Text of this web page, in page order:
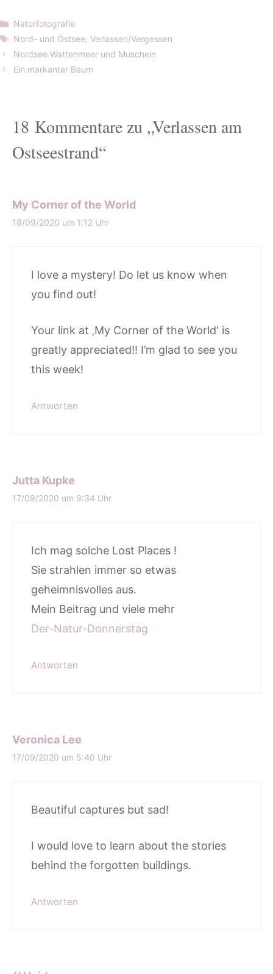
Kategorien
Naturfotografie
Schlagwörter
Nord- und Ostsee,Verlassen/Vergessen
Nordsee Wattenmeer und Muscheln
Ein markanter Baum
18 Kommentare zu „Verlassen am
Ostseestrand“
My Corner of the World
18/09/2020 um 1:12 Uhr
I love a mystery! Do let us know when
you find out!
Your link at ‚My Corner of the World‘ is
greatly appreciated!! I’m glad to see you
this week!
Antworten
Jutta Kupke
17/09/2020 um 9:34 Uhr
Ich mag solche Lost Places !
Sie strahlen immer so etwas
geheimnisvolles aus.
Mein Beitrag und viele mehr
Der-Natur-Donnerstag
Antworten
Veronica Lee
17/09/2020 um 5:40 Uhr
Beautiful captures but sad!
I would love to learn about the stories
behind the forgotten buildings.
Antworten